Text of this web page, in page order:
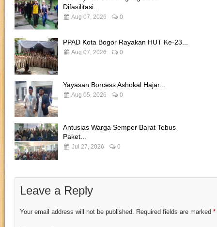
Difasilitasi...
Aug 07, 2026 0
PPAD Kota Bogor Rayakan HUT Ke-23...
Aug 07, 2026 0
Yayasan Borcess Ashokal Hajar...
Aug 05, 2026 0
Antusias Warga Semper Barat Tebus
Paket...
Jul 27, 2026 0
Leave a Reply
Your email address will not be published. Required fields are marked *